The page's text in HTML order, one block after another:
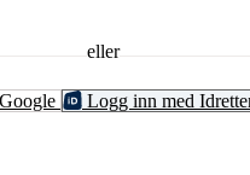
eller
Logg inn med